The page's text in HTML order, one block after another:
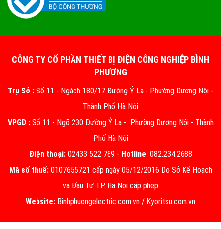
CÔNG TY CỔ PHẦN THIẾT BỊ ĐIỆN CÔNG NGHIỆP BÌNH
PHƯƠNG
Trụ Sở : Số 11 - Ngách 180/17 Đường Ỷ La - Phường Dương Nội -
Thành Phố Hà Nội
VPGD :Số 11 - Ngõ 230 Đường Ỷ La - Phường Dương Nội - Thành
Phố Hà Nội
Điện thoại:02433 522 789 - Hotline:082.234.2688
Mã số thuế:0107655721 cấp ngày 05/12/2016 Do Sở Kế Hoạch
và Đầu Tư TP. Hà Nội cấp phép
Website: Binhphuongelectric.com.vn / Kyoritsu.com.vn